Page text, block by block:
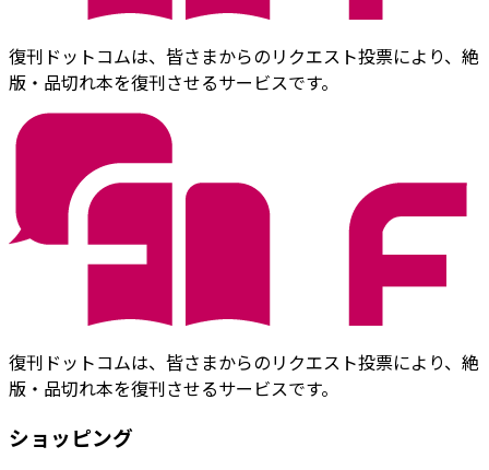
復刊ドットコムは、皆さまからのリクエスト投票により、絶
版・品切れ本を復刊させるサービスです。
復刊ドットコムは、皆さまからのリクエスト投票により、絶
版・品切れ本を復刊させるサービスです。
ショッピング